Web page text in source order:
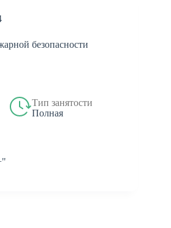
безопасности
Тип занятости
Полная